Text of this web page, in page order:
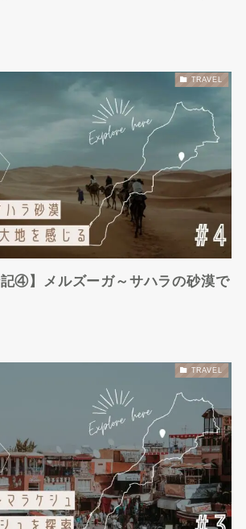
TRAVEL
記④】メルズーガ～サハラの砂漠で
TRAVEL